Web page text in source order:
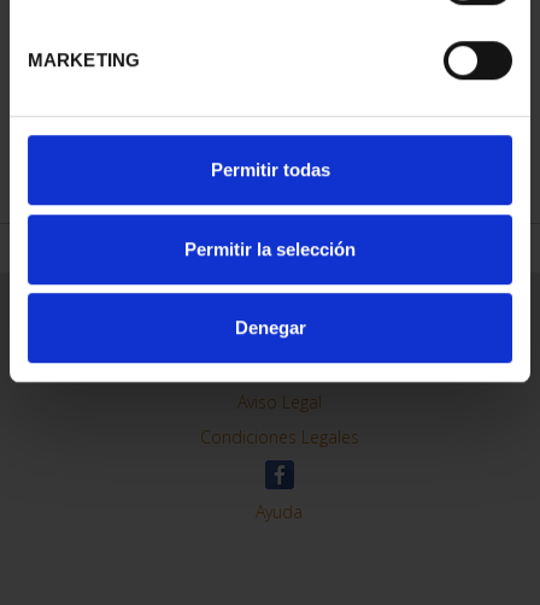
MARKETING
Permitir todas
Permitir la selección
Denegar
REFINAR
Contacto
Preguntas Frequentes (FAQs)
Aviso Legal
Condiciones Legales
Ayuda